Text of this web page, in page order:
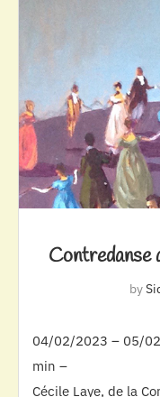
Contredanse
by
04/02/2023 – 05/
min –
Cécile Laye, de la